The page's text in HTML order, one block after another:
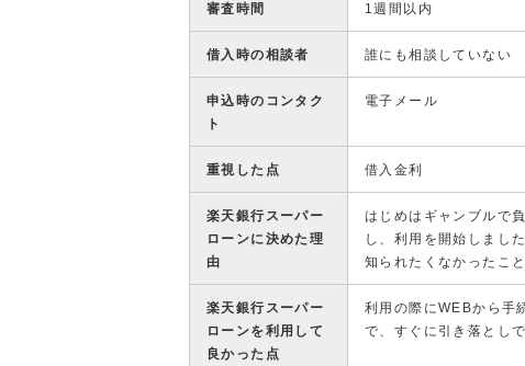
審査時間 1週間以内
借入時の相談者 誰にも相談していない
申込時のコンタク
ト
電子メール
重視した点 借入金利
楽天銀行スーパー
ローンに決めた理
由
はじめはギャンブルで
し、利用を開始しまし
知られたくなかったこ
楽天銀行スーパー
ローンを利用して
良かった点
利用の際にWEBから手
で、すぐに引き落とし